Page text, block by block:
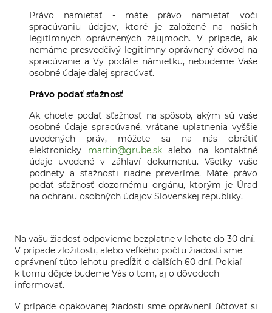
Právo namietať - máte právo namietať voči
spracúvaniu údajov, ktoré je založené na našich
legitímnych oprávnených záujmoch. V prípade, ak
nemáme presvedčivý legitímny oprávnený dôvod na
spracúvanie a Vy podáte námietku, nebudeme Vaše
osobné údaje ďalej spracúvať.
Právo podať sťažnosť
Ak chcete podať sťažnosť na spôsob, akým sú vaše
osobné údaje spracúvané, vrátane uplatnenia vyššie
uvedených práv, môžete sa na nás obrátiť
elektronicky martin@grube.skalebo na kontaktné
údaje uvedené v záhlaví dokumentu. Všetky vaše
podnety a sťažnosti riadne preveríme. Máte právo
podať sťažnosť dozornému orgánu, ktorým je Úrad
na ochranu osobných údajov Slovenskej republiky.
Na vašu žiadosť odpovieme bezplatne v lehote do 30 dní.
V prípade zložitosti, alebo veľkého počtu žiadostí sme
oprávnení túto lehotu predĺžiť o ďalších 60 dní. Pokiaľ
k tomu dôjde budeme Vás o tom, aj o dôvodoch
informovať.
V prípade opakovanej žiadosti sme oprávnení účtovať si